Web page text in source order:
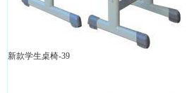
新款学生桌椅-39